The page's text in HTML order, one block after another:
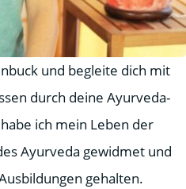
und begleite dich mit
durch deine Ayurveda-
ich mein Leben der
Ayurveda gewidmet und
gehalten.